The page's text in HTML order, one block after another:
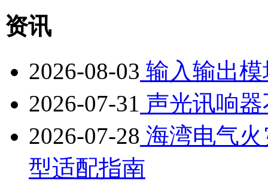
资讯
2026-08-03 输入输出
2026-07-31 声光讯响
2026-07-28 海湾电气
型适配指南